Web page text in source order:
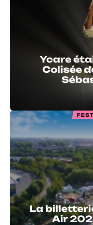
Ycare
Colisée
La
Air